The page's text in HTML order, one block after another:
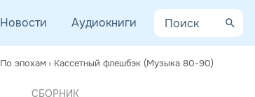
Новости Аудиокниги
По эпохам › Кассетный флешбэк (Музыка 80-90)
СБОРНИК